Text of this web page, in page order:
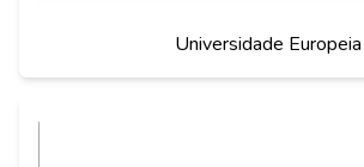
Universidade Europeia